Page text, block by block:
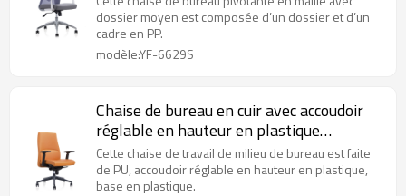
dossier moyen est composée d’un dossier et d’un
cadre en PP.
modèle:YF-6629S
Chaise de bureau en cuir avec accoudoir
réglable en hauteur en plastique
fournisseur
Cette chaise de travail de milieu de bureau est faite
de PU, accoudoir réglable en hauteur en plastique,
base en plastique.